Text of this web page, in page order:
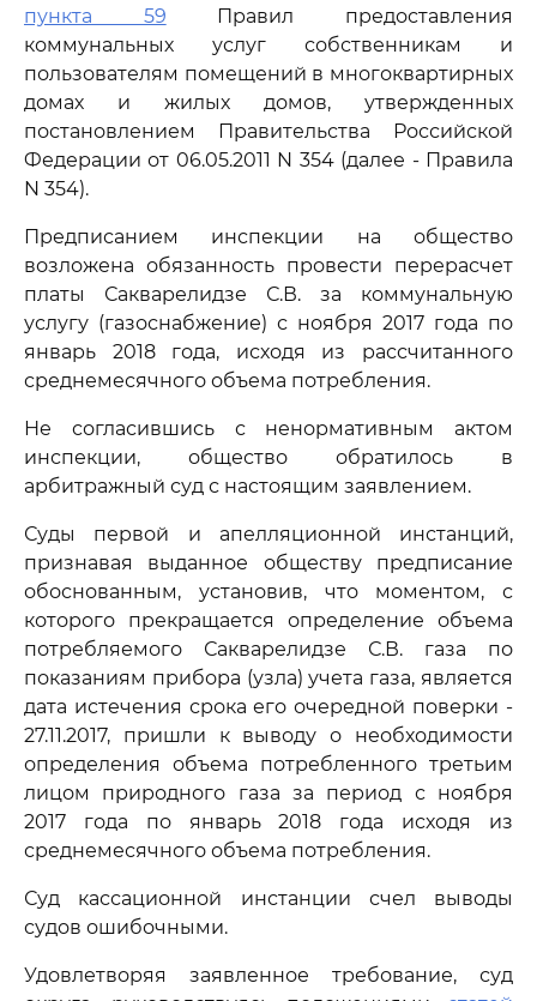
пункта 59 Правил предоставления
коммунальных услуг собственникам и
пользователям помещений в многоквартирных
домах и жилых домов, утвержденных
постановлением Правительства Российской
Федерации от 06.05.2011 N 354 (далее - Правила
N 354).
Предписанием инспекции на общество
возложена обязанность провести перерасчет
платы Сакварелидзе С.В. за коммунальную
услугу (газоснабжение) с ноября 2017 года по
январь 2018 года, исходя из рассчитанного
среднемесячного объема потребления.
Не согласившись с ненормативным актом
инспекции, общество обратилось в
арбитражный суд с настоящим заявлением.
Суды первой и апелляционной инстанций,
признавая выданное обществу предписание
обоснованным, установив, что моментом, с
которого прекращается определение объема
потребляемого Сакварелидзе С.В. газа по
показаниям прибора (узла) учета газа, является
дата истечения срока его очередной поверки -
27.11.2017, пришли к выводу о необходимости
определения объема потребленного третьим
лицом природного газа за период с ноября
2017 года по январь 2018 года исходя из
среднемесячного объема потребления.
Суд кассационной инстанции счел выводы
судов ошибочными.
Удовлетворяя заявленное требование, суд